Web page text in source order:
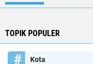
TOPIK POPULER
Kota